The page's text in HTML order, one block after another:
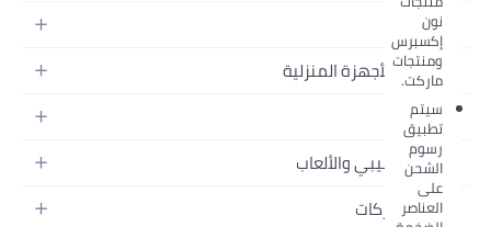
نون
إكسبرس
ومنتجات
ماركت.
سيتم
تطبيق
رسوم
الشحن
على
العناصر
الهواتف المتحركة
أجهزة التابلت
أجهزة الكمبيوتر المحمولة
الأجهزة المنزلية
الكاميرات والصور وتسجيل الفيديو
التلفزيونات
سماعات الرأس
الأزياء
أزياء نسائية
أزياء رجالية
أزياء البنات
أزياء الأولاد
ساعات يد للرجال
المطبخ والأجهزة المنزلية
المطبخ وأدوات الطعام
مستلزمات السرير
مستلزمات الحمام
ديكورات المنازل
الجمال
العطور النسائية
عطور الرجال
المكياج
الأطفال، البيبي والألعاب
عربات الأطفال وإكسسواراتها
أفضل الماركات